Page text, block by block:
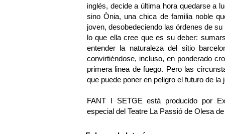
inglés, decide a última hora quedarse a
sino Ònia, una chica de familia noble
joven, desobedeciendo las órdenes de
lo que ella cree que es su deber:
entender la naturaleza del sitio
convirtiéndose, incluso, en ponderado
primera linea de fuego. Pero las
que puede poner en peligro el futuro de
FANT I SETGE está producido por
especial del Teatre La Passió de Olesa